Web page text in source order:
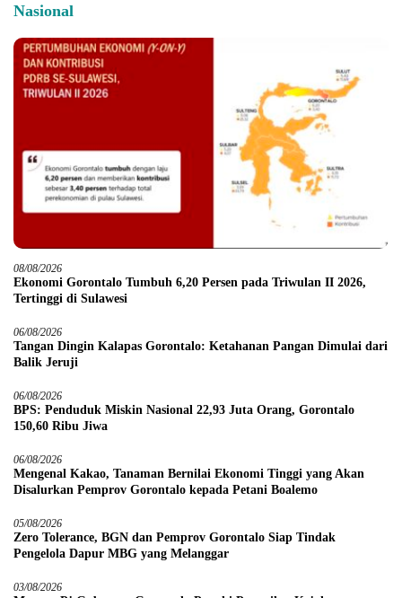
Nasional
08/08/2026
Ekonomi Gorontalo Tumbuh 6,20 Persen pada Triwulan II 2026,
Tertinggi di Sulawesi
06/08/2026
Tangan Dingin Kalapas Gorontalo: Ketahanan Pangan Dimulai dari
Balik Jeruji
06/08/2026
BPS: Penduduk Miskin Nasional 22,93 Juta Orang, Gorontalo
150,60 Ribu Jiwa
06/08/2026
Mengenal Kakao, Tanaman Bernilai Ekonomi Tinggi yang Akan
Disalurkan Pemprov Gorontalo kepada Petani Boalemo
05/08/2026
Zero Tolerance, BGN dan Pemprov Gorontalo Siap Tindak
Pengelola Dapur MBG yang Melanggar
03/08/2026